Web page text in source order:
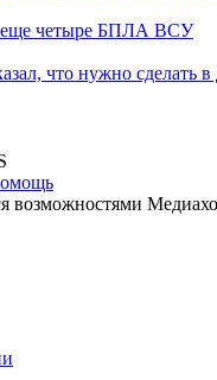
еще четыре БПЛА ВСУ
что нужно сделать
возможностями